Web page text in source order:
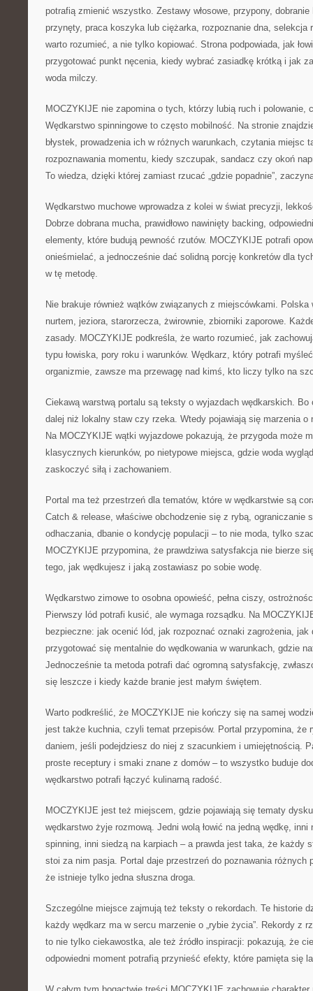
potrafią zmienić wszystko. Zestawy włosowe, przypony,
przynęty, praca koszyka lub ciężarka, rozpoznanie dna, selekcja
warto rozumieć, a nie tylko kopiować. Strona podpowiada, jak
przygotować punkt nęcenia, kiedy wybrać zasiadkę krótką i jak
woda milczy.
MOCZYKIJE nie zapomina o tych, którzy lubią ruch i polowanie,
Wędkarstwo spinningowe to często mobilność. Na stronie
błystek, prowadzenia ich w różnych warunkach, czytania miejsc
rozpoznawania momentu, kiedy szczupak, sandacz czy okoń
To wiedza, dzięki której zamiast rzucać „gdzie popadnie”,
Wędkarstwo muchowe wprowadza z kolei w świat precyzji,
Dobrze dobrana mucha, prawidłowo nawinięty backing,
elementy, które budują pewność rzutów. MOCZYKIJE potrafi
onieśmielać, a jednocześnie dać solidną porcję konkretów dla
w tę metodę.
Nie brakuje również wątków związanych z miejscówkami.
nurtem, jeziora, starorzecza, żwirownie, zbiorniki zaporowe.
zasady. MOCZYKIJE podkreśla, że warto rozumieć, jak
typu łowiska, pory roku i warunków. Wędkarz, który potrafi
organizmie, zawsze ma przewagę nad kimś, kto liczy tylko na
Ciekawą warstwą portalu są teksty o wyjazdach wędkarskich. Bo
dalej niż lokalny staw czy rzeka. Wtedy pojawiają się marzenia o
Na MOCZYKIJE wątki wyjazdowe pokazują, że przygoda może
klasycznych kierunków, po nietypowe miejsca, gdzie woda
zaskoczyć siłą i zachowaniem.
Portal ma też przestrzeń dla tematów, które w wędkarstwie są
Catch & release, właściwe obchodzenie się z rybą, ograniczanie
odhaczania, dbanie o kondycję populacji – to nie moda, tylko
MOCZYKIJE przypomina, że prawdziwa satysfakcja nie bierze
tego, jak wędkujesz i jaką zostawiasz po sobie wodę.
Wędkarstwo zimowe to osobna opowieść, pełna ciszy,
Pierwszy lód potrafi kusić, ale wymaga rozsądku. Na
bezpieczne: jak ocenić lód, jak rozpoznać oznaki zagrożenia, jak
przygotować się mentalnie do wędkowania w warunkach, gdzie
Jednocześnie ta metoda potrafi dać ogromną satysfakcję,
się leszcze i kiedy każde branie jest małym świętem.
Warto podkreślić, że MOCZYKIJE nie kończy się na samej
jest także kuchnia, czyli temat przepisów. Portal przypomina, że
daniem, jeśli podejdziesz do niej z szacunkiem i umiejętnością.
proste receptury i smaki znane z domów – to wszystko buduje
wędkarstwo potrafi łączyć kulinarną radość.
MOCZYKIJE jest też miejscem, gdzie pojawiają się tematy
wędkarstwo żyje rozmową. Jedni wolą łowić na jedną wędkę,
spinning, inni siedzą na karpiach – a prawda jest taka, że każdy
stoi za nim pasja. Portal daje przestrzeń do poznawania różnych
że istnieje tylko jedna słuszna droga.
Szczególne miejsce zajmują też teksty o rekordach. Te historie
każdy wędkarz ma w sercu marzenie o „rybie życia”. Rekordy z
to nie tylko ciekawostka, ale też źródło inspiracji: pokazują, że
odpowiedni moment potrafią przynieść efekty, które pamięta się